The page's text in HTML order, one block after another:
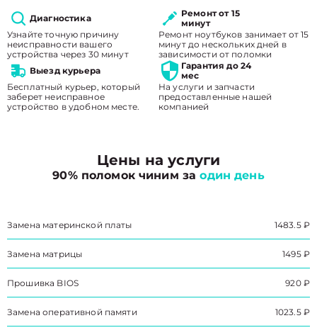
Диагностика
Узнайте точную причину
неисправности вашего
устройства через 30 минут
Ремонт от 15
минут
Ремонт ноутбуков занимает от 15
минут до нескольких дней в
зависимости от поломки
Выезд курьера
Бесплатный курьер, который
заберет неисправное
устройство в удобном месте.
Гарантия до 24
мес
На услуги и запчасти
предоставленные нашей
компанией
Цены на услуги
90% поломок чиним заодин день
Замена материнской платы 1483.5 ₽
Замена матрицы 1495 ₽
Прошивка BIOS 920 ₽
Замена оперативной памяти 1023.5 ₽